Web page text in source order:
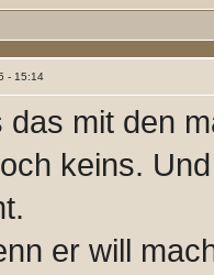
- 15:14
das mit den
keins.
er will